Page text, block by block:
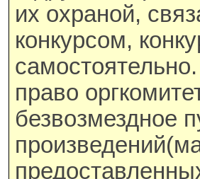
их охраной,
конкурсом,
право
безвозмездное